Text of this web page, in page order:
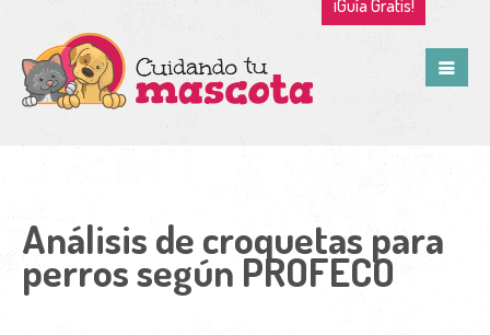
¡Guía Gratis!
Análisis de croquetas para
perros según PROFECO